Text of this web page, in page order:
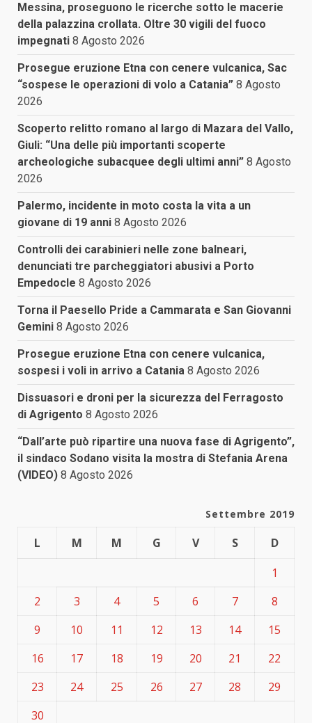
Messina, proseguono le ricerche sotto le macerie
della palazzina crollata. Oltre 30 vigili del fuoco
impegnati 8 Agosto 2026
Prosegue eruzione Etna con cenere vulcanica, Sac
“sospese le operazioni di volo a Catania” 8 Agosto
2026
Scoperto relitto romano al largo di Mazara del Vallo,
Giuli: “Una delle più importanti scoperte
archeologiche subacquee degli ultimi anni” 8 Agosto
2026
Palermo, incidente in moto costa la vita a un
giovane di 19 anni 8 Agosto 2026
Controlli dei carabinieri nelle zone balneari,
denunciati tre parcheggiatori abusivi a Porto
Empedocle 8 Agosto 2026
Torna il Paesello Pride a Cammarata e San Giovanni
Gemini 8 Agosto 2026
Prosegue eruzione Etna con cenere vulcanica,
sospesi i voli in arrivo a Catania 8 Agosto 2026
Dissuasori e droni per la sicurezza del Ferragosto
di Agrigento 8 Agosto 2026
“Dall’arte può ripartire una nuova fase di Agrigento”,
il sindaco Sodano visita la mostra di Stefania Arena
(VIDEO) 8 Agosto 2026
Settembre 2019
L M M G V S
D
1
2
3 4 5 6 7
8
9
10 11 12 13 14
15
16
17 18 19 20 21
22
23
24 25 26 27 28
29
30